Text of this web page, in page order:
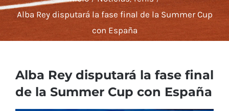
Alba Rey disputará la fase final de la Summer Cup
con España
Alba Rey disputará la fase final
de la Summer Cup con España